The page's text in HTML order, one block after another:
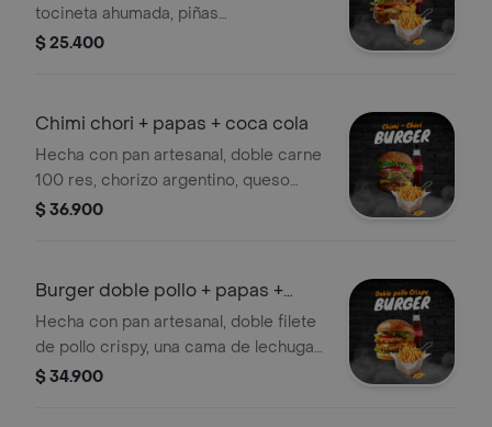
tocineta ahumada, piñas
caramelizadas, queso mozarella,
bbq, acompañada de papas a la
francesa y tea helado de durazno.
$ 25.400
Chimi chori + papas + coca cola
Hecha con pan artesanal, doble carne
100 res, chorizo argentino, queso
mozarella, lechuga, tomate, cebolla,
francesa y coca cola
$ 36.900
Burger doble pollo + papas +
coca cola
Hecha con pan artesanal, doble filete
de pollo crispy, una cama de lechuga,
tomate, cebolla caramelizada,
$ 34.900